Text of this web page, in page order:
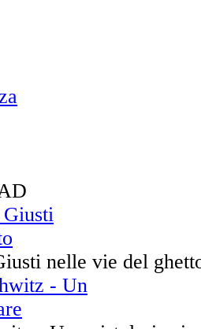
nelle vie del